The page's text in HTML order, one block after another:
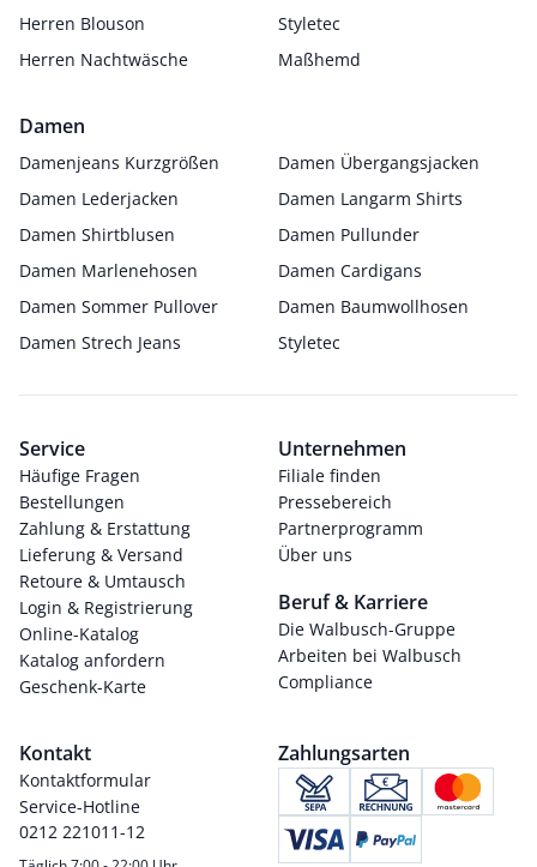
Herren Blouson
Styletec
Herren Nachtwäsche
Maßhemd
Damen
Damenjeans Kurzgrößen
Damen Übergangsjacken
Damen Lederjacken
Damen Langarm Shirts
Damen Shirtblusen
Damen Pullunder
Damen Marlenehosen
Damen Cardigans
Damen Sommer Pullover
Damen Baumwollhosen
Damen Strech Jeans
Styletec
Service
Häufige Fragen
Bestellungen
Zahlung & Erstattung
Lieferung & Versand
Retoure & Umtausch
Login & Registrierung
Online-Katalog
Katalog anfordern
Geschenk-Karte
Unternehmen
Filiale finden
Pressebereich
Partnerprogramm
Über uns
Beruf & Karriere
Die Walbusch-Gruppe
Arbeiten bei Walbusch
Compliance
Kontakt
Kontaktformular
Service-Hotline
0212 221011-12
Zahlungsarten